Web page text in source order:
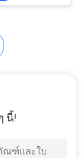
นี้!